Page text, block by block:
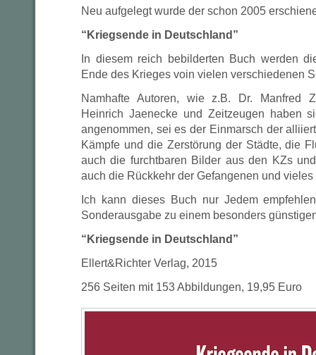
Neu aufgelegt wurde der schon 2005
“Kriegsende in Deutschland”
In diesem reich bebilderten Buch werden
Ende des Krieges voin vielen verschiedenen
Namhafte Autoren, wie z.B. Dr. Manfred
Heinrich Jaenecke und Zeitzeugen haben
angenommen, sei es der Einmarsch der
Kämpfe und die Zerstörung der Städte, die
auch die furchtbaren Bilder aus den KZs
auch die Rückkehr der Gefangenen und vieles
Ich kann dieses Buch nur Jedem
Sonderausgabe zu einem besonders
“Kriegsende in Deutschland”
Ellert&Richter Verlag, 2015
256 Seiten mit 153 Abbildungen, 19,95 Euro